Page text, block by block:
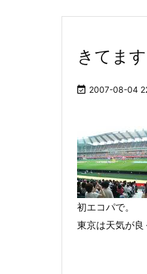
きてます
 2007-08-04
初エコパで。
東京は天気が良